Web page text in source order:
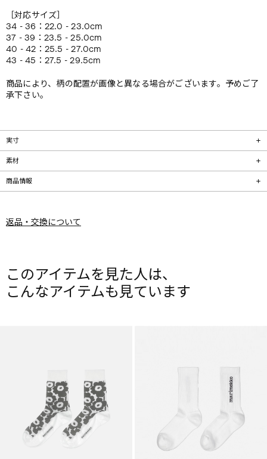
［対応サイズ］
34 - 36：22.0 - 23.0cm
37 - 39：23.5 - 25.0cm
40 - 42：25.5 - 27.0cm
43 - 45：27.5 - 29.5cm
商品により、柄の配置が画像と異なる場合がございます。予めご了
承下さい。
実寸
素材
商品情報
返品・交換について
このアイテムを見た人は、
こんなアイテムも見ています